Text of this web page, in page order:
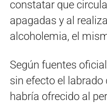
constatar que
apagadas y al
alcoholemia, el
Según fuentes
sin efecto el
habría ofrecido al